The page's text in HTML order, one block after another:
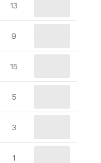
13
9
15
5
3
1